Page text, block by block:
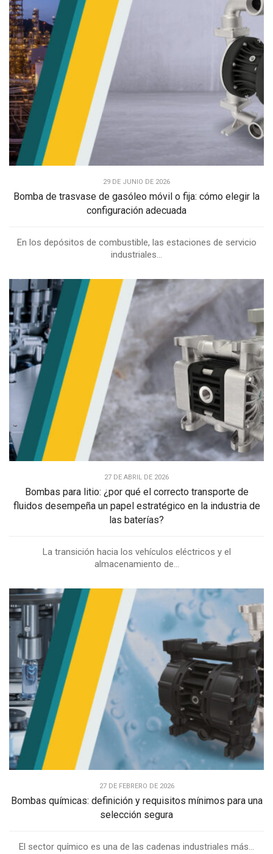
29 DE JUNIO DE 2026
Bomba de trasvase de gasóleo móvil o fija: cómo elegir la
configuración adecuada
En los depósitos de combustible, las estaciones de servicio
industriales...
27 DE ABRIL DE 2026
Bombas para litio: ¿por qué el correcto transporte de
fluidos desempeña un papel estratégico en la industria de
las baterías?
La transición hacia los vehículos eléctricos y el
almacenamiento de...
27 DE FEBRERO DE 2026
Bombas químicas: definición y requisitos mínimos para una
selección segura
El sector químico es una de las cadenas industriales más...